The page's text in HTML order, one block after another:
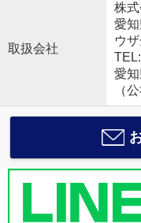
取扱会社
株
愛
ウ
愛
（